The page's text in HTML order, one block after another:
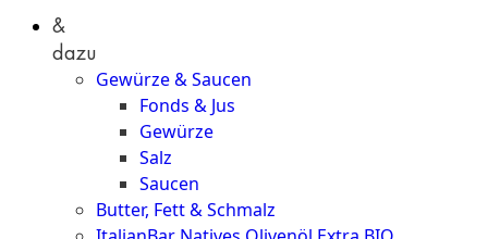
&
dazu
Gewürze & Saucen
Fonds & Jus
Gewürze
Salz
Saucen
Butter, Fett & Schmalz